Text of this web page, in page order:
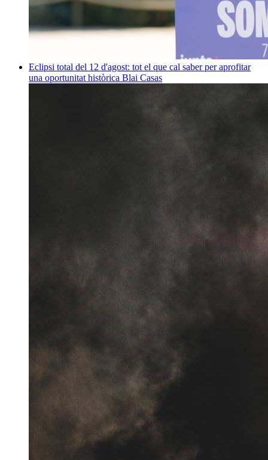
Eclipsi total del 12 d'agost: tot el que cal saber per aprofitar
una oportunitat històrica Blai Casas